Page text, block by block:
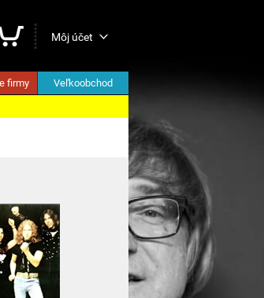
Môj účet
firmy Veľkoobchod